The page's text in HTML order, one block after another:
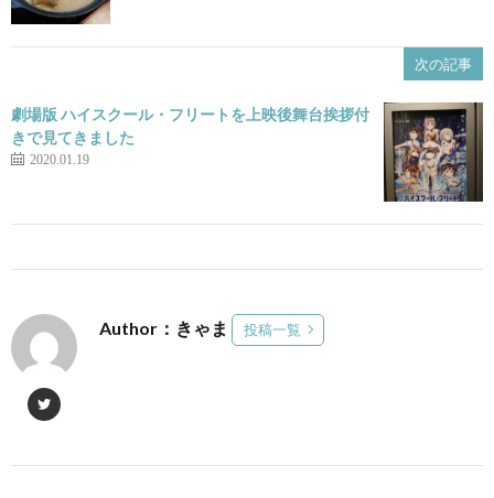
次の記事
劇場版 ハイスクール・フリートを上映後舞台挨拶付
きで見てきました
2020.01.19
Author：きゃま 投稿一覧